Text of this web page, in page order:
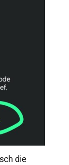
die